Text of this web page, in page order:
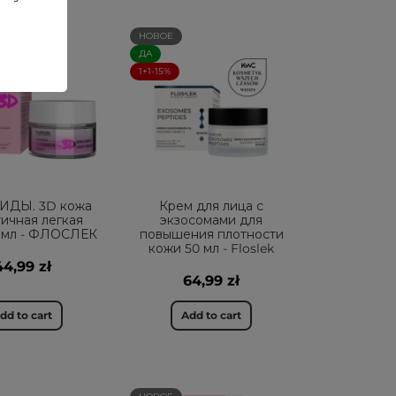
3D кожа
легкая
мл - ФЛОСЛЕК
zł
to cart
НОВОЕ
ДА
1+1-15%
Крем для лица с
экзосомами для
повышения плотности
кожи 50 мл - Floslek
64,99 zł
Add to cart